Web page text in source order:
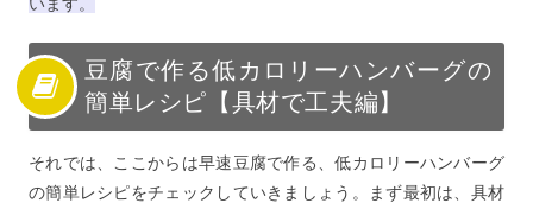
豆腐で作る低カロリーハンバーグの
簡単レシピ【具材で工夫編】
それでは、ここからは早速豆腐で作る、低カロリーハンバーグ
の簡単レシピをチェックしていきましょう。まず最初は、具材